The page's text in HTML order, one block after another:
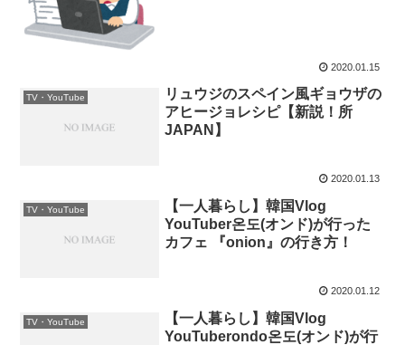
2020.01.15
TV・YouTube
リュウジのスペイン風ギョウザの
アヒージョレシピ【新説！所
JAPAN】
2020.01.13
TV・YouTube
【一人暮らし】韓国Vlog
YouTuber온도(オンド)が行った
カフェ 『onion』の行き方！
2020.01.12
TV・YouTube
【一人暮らし】韓国Vlog
YouTuberondo온도(オンド)が行